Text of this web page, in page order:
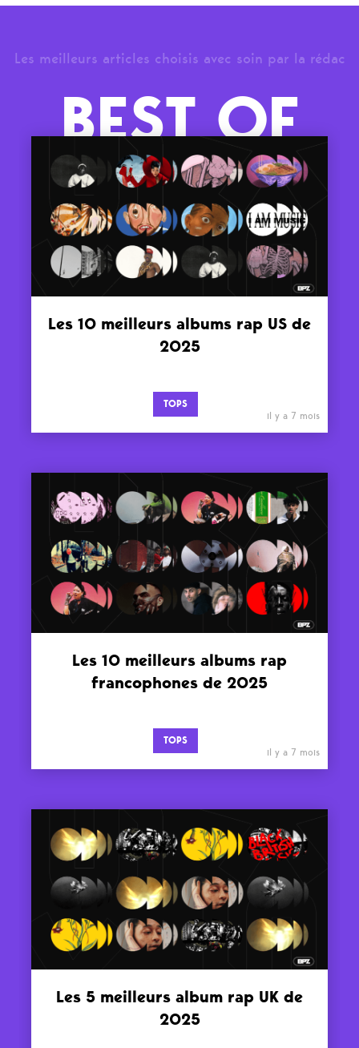
Les meilleurs articles choisis avec soin par la rédac
BEST OF
Les 10 meilleurs albums rap US de
2025
TOPS
il y a 7 mois
Les 10 meilleurs albums rap
francophones de 2025
TOPS
il y a 7 mois
Les 5 meilleurs album rap UK de
2025